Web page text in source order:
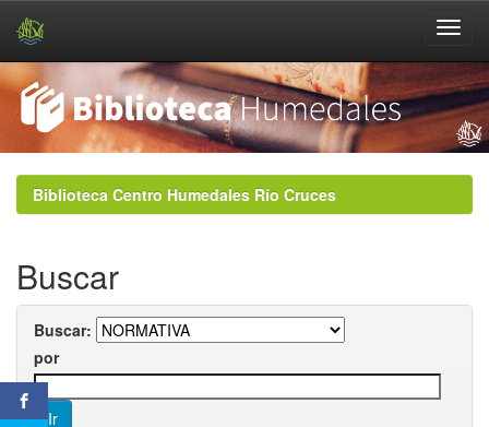
navigationBiblioteca Centro Humedales Río Cruces
Buscar
Buscar:
por